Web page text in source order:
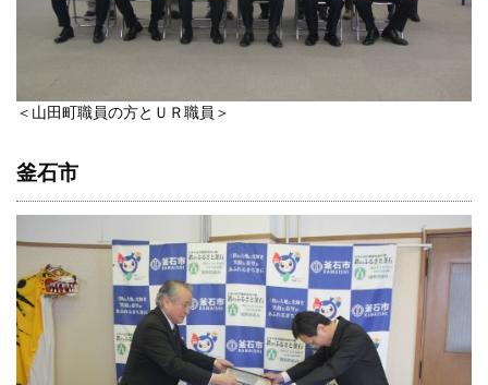
＜山田町職員の方とＵＲ職員＞
釜石市